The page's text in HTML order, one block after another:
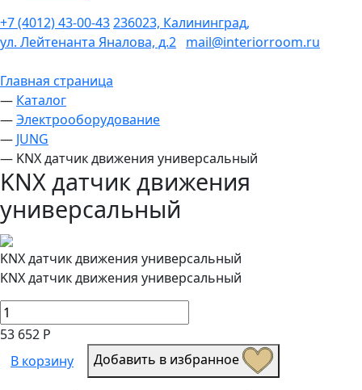
+7 (4012) 43-00-43236023, Калининград,
ул. Лейтенанта Яналова, д.2 mail@interiorroom.ru
Главная страница
— Каталог
—Электрооборудование
— JUNG
— KNX датчик движения универсальный
KNX датчик движения
универсальный
KNX датчик движения универсальный
KNX датчик движения универсальный
53 652 Р
В корзину
Добавить в избранное